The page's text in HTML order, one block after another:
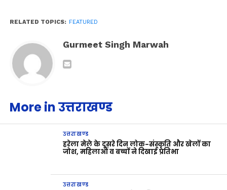
RELATED TOPICS: FEATURED
Gurmeet Singh Marwah
More in उत्तराखण्ड
उत्तराखण्ड
हरेला मेले के दूसरे दिन लोक-संस्कृति और खेलों का
जोश, महिलाओं व बच्चों ने दिखाई प्रतिभा
उत्तराखण्ड